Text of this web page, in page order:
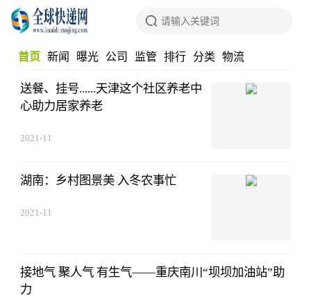
首页 新闻 曝光 公司 监管 排行 分类 物流
百科 消费 生鲜
送餐、挂号......天津这个社区养老中
心助力居家养老
2021-11
湖南：乡村图景美 入冬农事忙
2021-11
接地气 聚人气 有生气——重庆南川“坝坝加油站”助
力